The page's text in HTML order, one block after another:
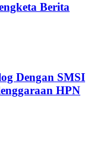
Berita
Dengan SMSI
HPN